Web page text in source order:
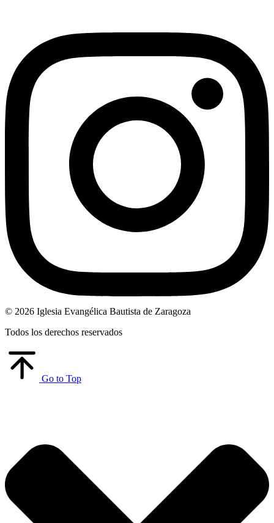
© 2026 Iglesia Evangélica Bautista de Zaragoza
Todos los derechos reservados
Go to Top